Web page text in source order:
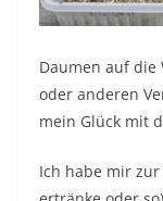
Daumen auf die
oder anderen
mein Glück mit
Ich habe mir